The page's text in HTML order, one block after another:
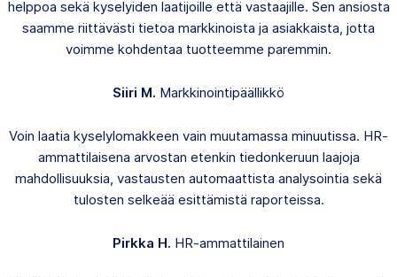
helppoa sekä kyselyiden laatijoille että vastaajille. Sen ansiosta
saamme riittävästi tietoa markkinoista ja asiakkaista, jotta
voimme kohdentaa tuotteemme paremmin.
Siiri M. Markkinointipäällikkö
Voin laatia kyselylomakkeen vain muutamassa minuutissa. HR-
ammattilaisena arvostan etenkin tiedonkeruun laajoja
mahdollisuuksia, vastausten automaattista analysointia sekä
tulosten selkeää esittämistä raporteissa.
Pirkka H. HR-ammattilainen